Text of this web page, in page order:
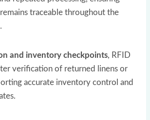
traceable throughout the
and inventory checkpoints, RFID
verification of returned linens or
accurate inventory control and